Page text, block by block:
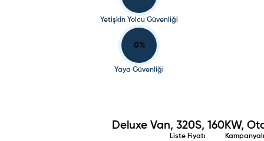
Yetişkin Yolcu Güvenliği
0%
Yaya Güvenliği
Deluxe Van, 320S, 160KW,
Liste Fiyatı